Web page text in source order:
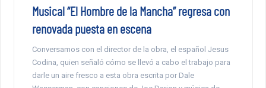
Musical “El Hombre de la Mancha” regresa con
renovada puesta en escena
Conversamos con el director de la obra, el español Jesus
Codina, quien señaló cómo se llevó a cabo el trabajo para
darle un aire fresco a esta obra escrita por Dale